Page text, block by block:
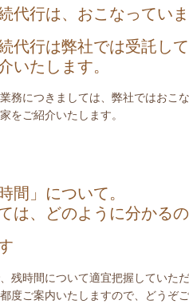
代行は、おこなってい
行は弊社では受託して
いたします。
につきましては、弊社ではおこな
をご紹介いたします。
間」について。
は、どのように分かる
残時間について適宜把握していただ
ご案内いたしますので、どうぞご